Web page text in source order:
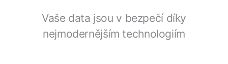
Vaše data jsou v bezpečí díky
nejmodernějším technologiím